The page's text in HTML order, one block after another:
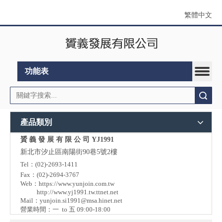
繁體中文
功能表
產品類別
贇 義 發 展 有 限 公 司 YJ1991
新北市汐止區南陽街90巷5號2樓
Tel：(02)-2693-1411
Fax：(02)-2694-3767
Web： https://www.yunjoin.com.tw
http://www.yj1991.tw.ttnet.net
Mail： yunjoin.si1991@msa.hinet.net
營業時間：一 to 五 09:00-18:00